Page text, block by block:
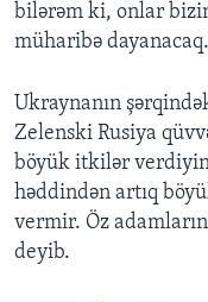
bilərəm ki, onlar
müharibə
Ukraynanın
Zelenski Rusiya
böyük itkilər
həddindən artıq
vermir. Öz
deyib.